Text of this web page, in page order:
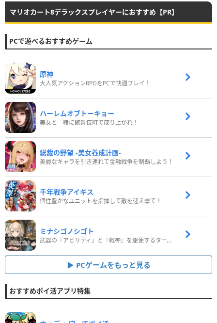
マリオカート8デラックスプレイヤーにおすすめ【PR】
PCで遊べるおすすめゲーム
原神
大人気アクションRPGをPCで快適プレイ！
ハーレムオブトーキョー
美女と一緒に歌舞伎町で成り上がれ！
総裁の野望 -美女養成計画-
美麗なキャラを引き連れて金融戦争を制覇しよう！
千年戦争アイギス
個性豊かなユニットを指揮して敵を迎え撃て！
ミナシゴノシゴト
武器の『アビリティ』と『戦神』を駆使するターン制コマンドバトルRPG！
PCゲームをもっと見る
おすすめポイ活アプリ特集